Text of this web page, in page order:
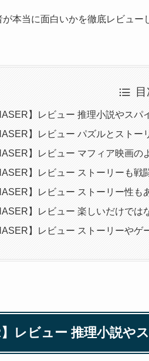
が本当に面白いかを徹底レビュー
】レビュー 推理小説やスパ
】レビュー パズルとストー
】レビュー マフィア映画の
】レビュー ストーリーも戦
】レビュー ストーリー性
】レビュー 楽しいだけで
】レビュー ストーリーやゲ
】レビュー 推理小説や